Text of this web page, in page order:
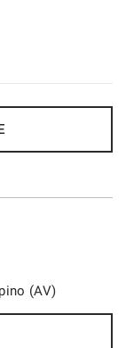
(AV)